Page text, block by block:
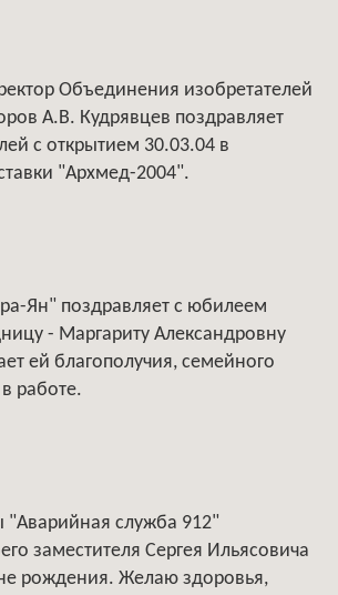
Объединения изобретателей
А.В. Кудрявцев поздравляет
с открытием 30.03.04 в
"Архмед-2004".
Ян" поздравляет с юбилеем
- Маргариту Александровну
ей благополучия, семейного
в работе.
служба 912"
заместителя Сергея Ильясовича
рождения. Желаю здоровья,